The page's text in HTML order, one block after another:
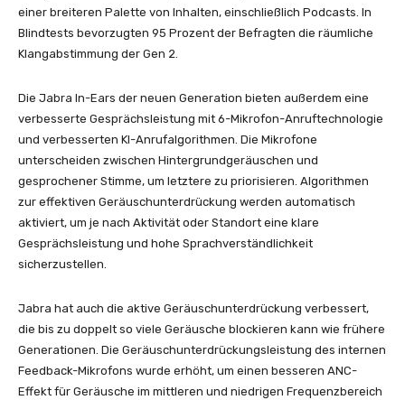
einer breiteren Palette von Inhalten, einschließlich Podcasts. In
Blindtests bevorzugten 95 Prozent der Befragten die räumliche
Klangabstimmung der Gen 2.
Die Jabra In-Ears der neuen Generation bieten außerdem eine
verbesserte Gesprächsleistung mit 6-Mikrofon-Anruftechnologie
und verbesserten KI-Anrufalgorithmen. Die Mikrofone
unterscheiden zwischen Hintergrundgeräuschen und
gesprochener Stimme, um letztere zu priorisieren. Algorithmen
zur effektiven Geräuschunterdrückung werden automatisch
aktiviert, um je nach Aktivität oder Standort eine klare
Gesprächsleistung und hohe Sprachverständlichkeit
sicherzustellen.
Jabra hat auch die aktive Geräuschunterdrückung verbessert,
die bis zu doppelt so viele Geräusche blockieren kann wie frühere
Generationen. Die Geräuschunterdrückungsleistung des internen
Feedback-Mikrofons wurde erhöht, um einen besseren ANC-
Effekt für Geräusche im mittleren und niedrigen Frequenzbereich